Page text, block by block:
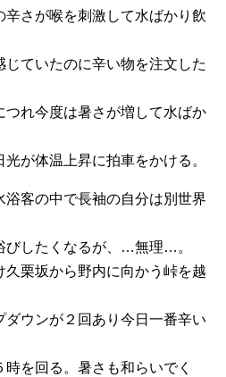
さが喉を刺激して水ばかり飲
ていたのに辛い物を注文した
つれ今度は暑さが増して水ばか
が体温上昇に拍車をかける。
客の中で長袖の自分は別世界
びしたくなるが、…無理…。
栗坂から野内に向かう峠を越
ウンが２回あり今日一番辛い
を回る。暑さも和らいでく